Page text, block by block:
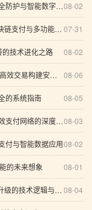
08-02
智能数字资产管理
07-31
字钱包的系统性解析
08-02
的技术进化之路
08-06
数字资产管理体系
08-05
的系统指南
08-03
网络的深度解析
08-02
付与智能数据应用
08-01
的未来想象
08-04
术逻辑与安全边界